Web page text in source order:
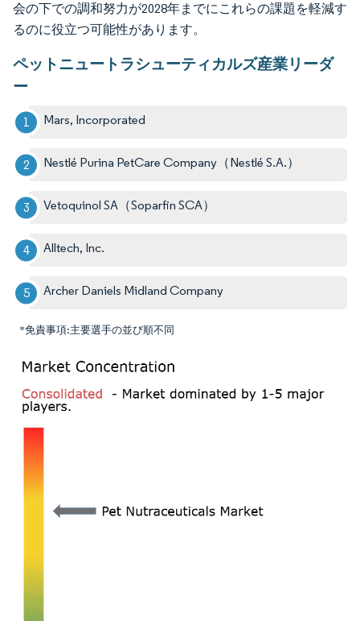
会の下での調和努力が2028年までにこれらの課題を軽減す
るのに役立つ可能性があります。
ペットニュートラシューティカルズ産業リーダ
ー
Mars, Incorporated
Nestlé Purina PetCare Company（Nestlé S.A.）
Vetoquinol SA（Soparfin SCA）
Alltech, Inc.
Archer Daniels Midland Company
*免責事項:主要選手の並び順不同